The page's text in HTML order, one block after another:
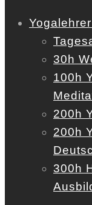
30h
100h
200h
200h
300h